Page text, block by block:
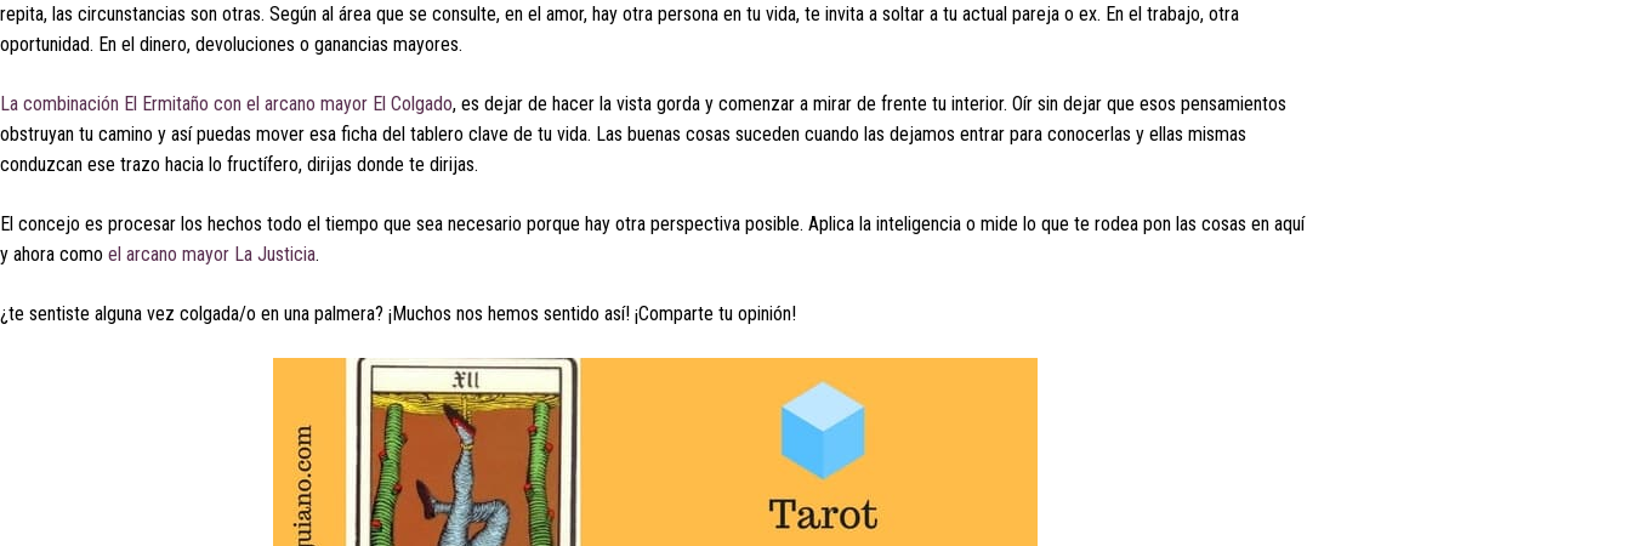
repita, las circunstancias son otras. Según al área que se consulte, en el amor, hay otra persona en tu vida, te invita a soltar a tu actual pareja o ex. En el trabajo, otra
oportunidad. En el dinero, devoluciones o ganancias mayores.
La combinación El Ermitaño con el arcano mayor El Colgado, es dejar de hacer la vista gorda y comenzar a mirar de frente tu interior. Oír sin dejar que esos pensamientos
obstruyan tu camino y así puedas mover esa ficha del tablero clave de tu vida. Las buenas cosas suceden cuando las dejamos entrar para conocerlas y ellas mismas
conduzcan ese trazo hacia lo fructífero, dirijas donde te dirijas.
El concejo es procesar los hechos todo el tiempo que sea necesario porque hay otra perspectiva posible. Aplica la inteligencia o mide lo que te rodea pon las cosas en aquí
y ahora como el arcano mayor La Justicia.
¿te sentiste alguna vez colgada/o en una palmera? ¡Muchos nos hemos sentido así! ¡Comparte tu opinión!